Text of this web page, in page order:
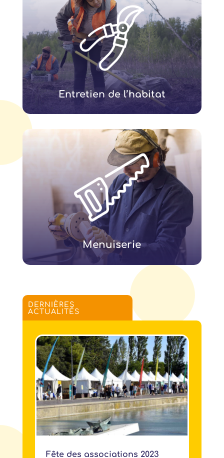
Entretien de l’habitat
Menuiserie
DERNIÈRES
ACTUALITÉS
Fête des associations 2023